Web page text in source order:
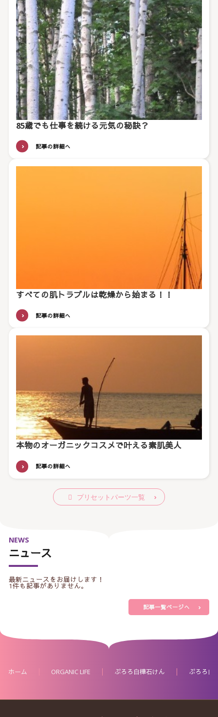
85歳でも仕事を続ける元気の秘訣？
記事の詳細へ
すべての肌トラブルは乾燥から始まる！！
記事の詳細へ
本物のオーガニックコスメで叶える素肌美人
記事の詳細へ
プリセットパーツ一覧
ニュース
NEWS
最新ニュースをお届けします！
1件も記事がありません。
記事一覧ページへ
ホーム ORGANIC LIFE ぷろろ白樺石けん ぷろろ白